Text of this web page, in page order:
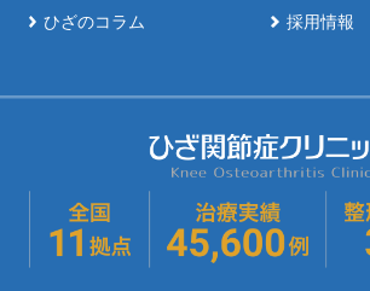
ひざのコラム 採用情報